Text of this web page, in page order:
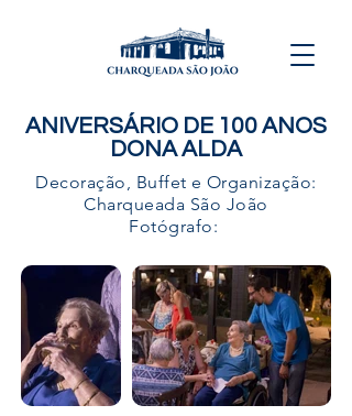
ANIVERSÁRIO DE 100 ANOS
DONA ALDA
Decoração, Buffet e Organização:
Charqueada São João
Fotógrafo: